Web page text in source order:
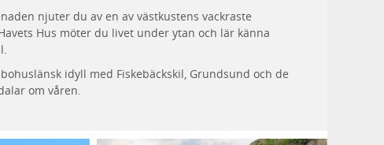
njuter du av en av västkustens vackraste
Hus möter du livet under ytan och lär känna
idyll med Fiskebäckskil, Grundsund och de
om våren.